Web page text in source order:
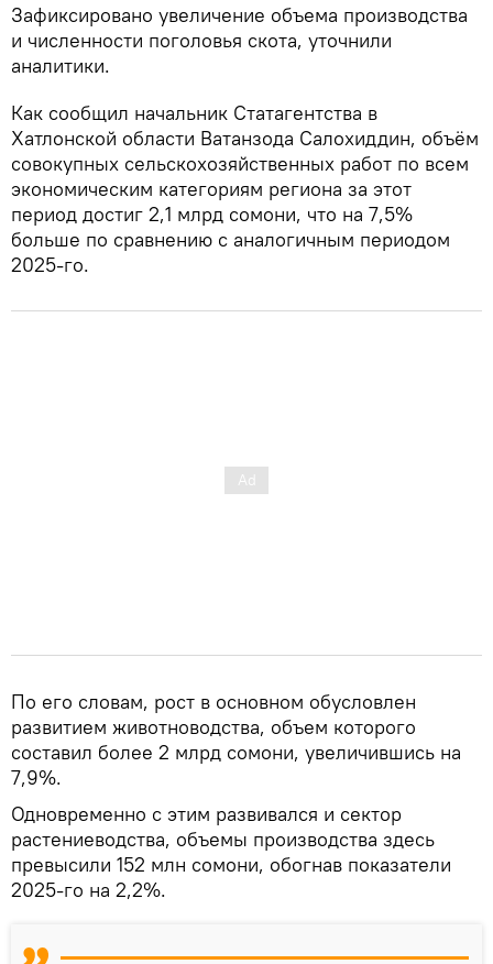
Зафиксировано увеличение объема производства
и численности поголовья скота, уточнили
аналитики.
Как сообщил начальник Статагентства в
Хатлонской области Ватанзода Салохиддин, объём
совокупных сельскохозяйственных работ по всем
экономическим категориям региона за этот
период достиг 2,1 млрд сомони, что на 7,5%
больше по сравнению с аналогичным периодом
2025-го.
По его словам, рост в основном обусловлен
развитием животноводства, объем которого
составил более 2 млрд сомони, увеличившись на
7,9%.
Одновременно с этим развивался и сектор
растениеводства, объемы производства здесь
превысили 152 млн сомони, обогнав показатели
2025-го на 2,2%.